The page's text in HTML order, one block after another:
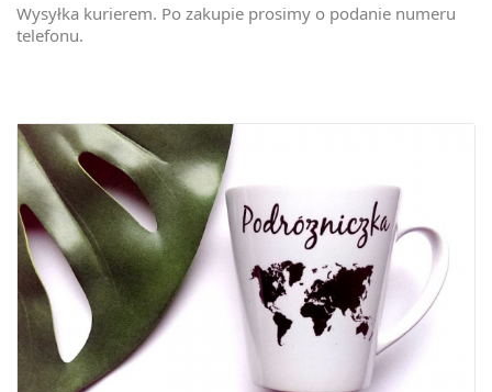
Wysyłka kurierem. Po zakupie prosimy o podanie numeru
telefonu.